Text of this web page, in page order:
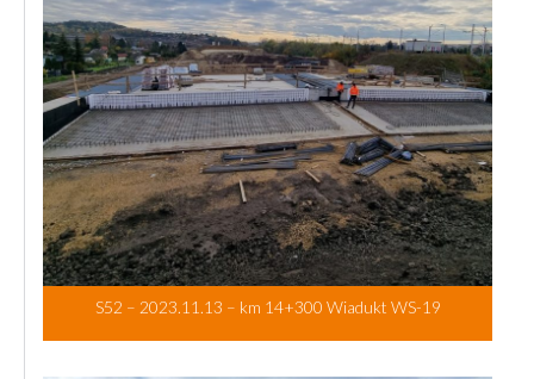
S52 – 2023.11.13 – km 14+300 Wiadukt WS-19